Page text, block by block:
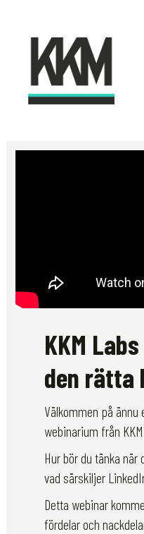
KKM
den rätta
Välkommen på
webinarium från
Hur bör du tänka
vad särskiljer
Detta webinar
fördelar och